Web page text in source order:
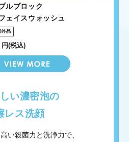
ルブロック
ェイスウォッシュ
外品
円(税込)
い濃密泡の
レス洗顔
い殺菌力と洗浄力で、